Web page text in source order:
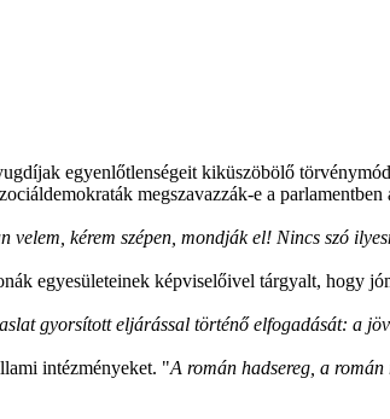
egyenlőtlenségeit kiküszöbölő
megszavazzák-e a
kérem szépen, mondják el! Nincs szó
egyesületeinek képviselőivel tárgyalt, hogy
gyorsított eljárással történő elfogadását: a
intézményeket. "A román hadsereg, a román